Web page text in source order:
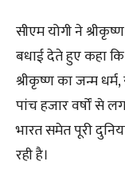
सीएम योगी ने
बधाई देते हुए कहा
श्रीकृष्ण का जन्म
पांच हजार वर्षों से
भारत समेत पूरी
रही है।